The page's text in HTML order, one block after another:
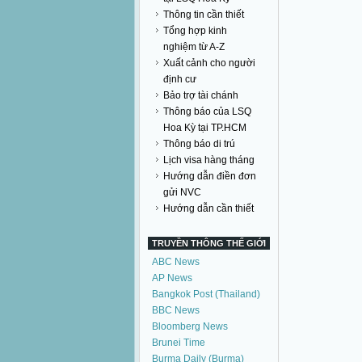
Thông tin cần thiết
Tổng hợp kinh
nghiệm từ A-Z
Xuất cảnh cho người
định cư
Bảo trợ tài chánh
Thông báo của LSQ
Hoa Kỳ tại TP.HCM
Thông báo di trú
Lịch visa hàng tháng
Hướng dẫn điền đơn
gửi NVC
Hướng dẫn cần thiết
TRUYỀN THÔNG THẾ GIỚI
ABC News
AP News
Bangkok Post (Thailand)
BBC News
Bloomberg News
Brunei Time
Burma Daily (Burma)